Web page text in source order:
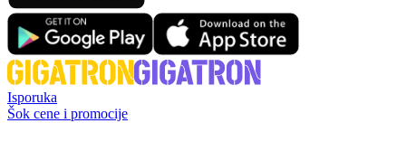
Isporuka
Šok cene i promocije